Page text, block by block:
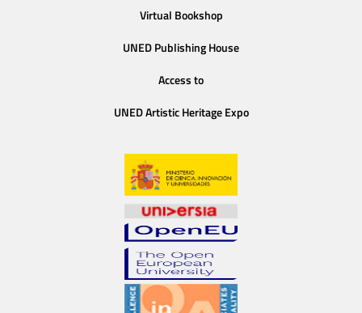
Virtual Bookshop
UNED Publishing House
Access to
UNED Artistic Heritage Expo